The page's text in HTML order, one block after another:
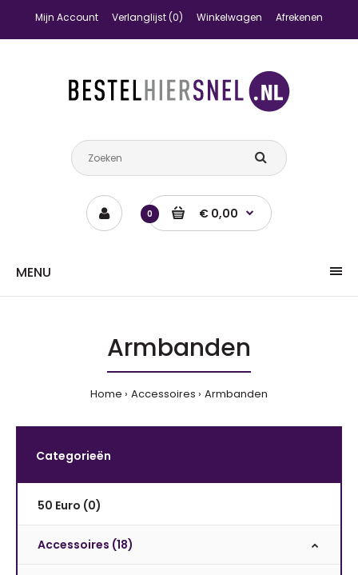
Mijn Account Verlanglijst (0) Winkelwagen Afrekenen
0 € 0,00
MENU
Armbanden
Home Accessoires Armbanden
Categorieën
50 Euro (0)
Accessoires (18)